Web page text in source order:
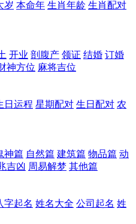
岁 本命年 生肖年龄 生肖配对
开业 剖腹产 领证 结婚 订婚
神方位 麻将吉位
日运程 星期配对 生日配对 农
神篇 自然篇 建筑篇 物品篇 动
吉凶 周易解梦 其他篇
字起名 姓名大全 公司起名 姓